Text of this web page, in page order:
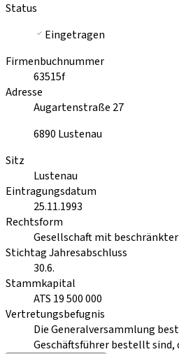
Status
Eingetragen
Firmenbuchnummer
63515f
Adresse
Augartenstraße 27
6890 Lustenau
Sitz
Lustenau
Eintragungsdatum
25.11.1993
Rechtsform
Gesellschaft mit
Stichtag Jahresabschluss
30.6.
Stammkapital
ATS 19 500 000
Vertretungsbefugnis
Die Generalversammlung
Geschäftsführer bestellt